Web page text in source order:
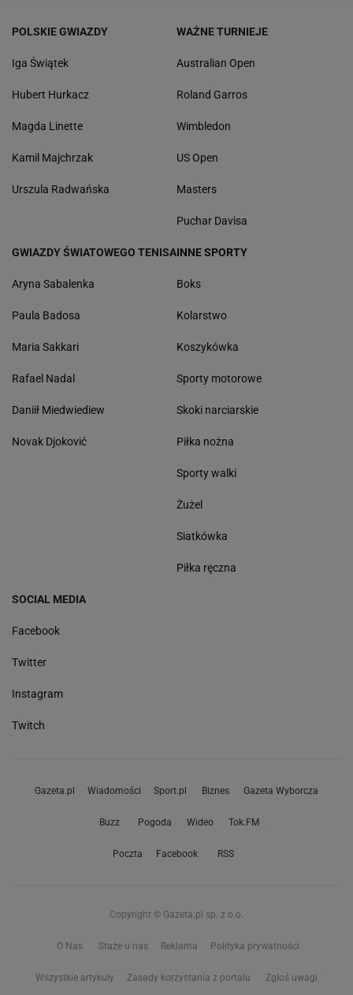
POLSKIE GWIAZDY
Iga Świątek
Hubert Hurkacz
Magda Linette
Kamil Majchrzak
Urszula Radwańska
WAŻNE TURNIEJE
Australian Open
Roland Garros
Wimbledon
US Open
Masters
Puchar Davisa
GWIAZDY ŚWIATOWEGO TENISA
Aryna Sabalenka
Paula Badosa
Maria Sakkari
Rafael Nadal
Daniił Miedwiediew
Novak Djoković
INNE SPORTY
Boks
Kolarstwo
Koszykówka
Sporty motorowe
Skoki narciarskie
Piłka nożna
Sporty walki
Żużel
Siatkówka
Piłka ręczna
SOCIAL MEDIA
Facebook
Twitter
Instagram
Twitch
Gazeta.pl Wiadomości Sport.pl Biznes Gazeta Wyborcza
Buzz Pogoda Wideo Tok.FM
Poczta Facebook RSS
Copyright © Gazeta.pl sp. z o.o.
O Nas Staże u nas Reklama Polityka prywatności
Wszystkie artykuły Zasady korzystania z portalu Zgłoś uwagi